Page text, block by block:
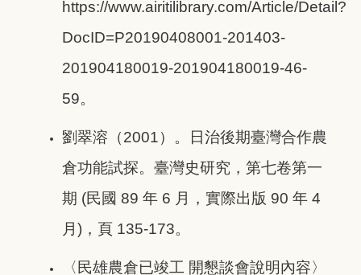
https://www.airitilibrary.com/Article/Detail?
DocID=P20190408001-201403-
201904180019-201904180019-46-
59。
劉翠溶（2001）。日治後期臺灣合作農
倉功能試探。臺灣史研究，第七卷第一
期 (民國 89 年 6 月，實際出版 90 年 4
月)，頁 135-173。
〈民雄農倉已竣工 開懇談會說明內容〉